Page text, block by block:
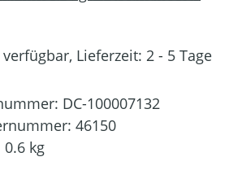
Lieferzeit: 2 - 5 Tage
DC-100007132
46150
0.6 kg